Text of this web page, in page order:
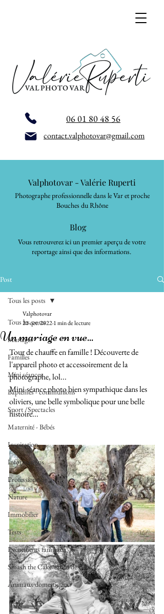
06 01 80 48 56
contact.valphotovar@gmail.com
Valphotovar - Valérie Ruperti
Photographe professionnelle dans le Var et proche
Bouches du Rhône
Blog
Vous retrouverez ici un premier aperçu de votre
reportage ainsi que des informations.
Post
Tous les posts
Mariages
Familles
Mini séances
Baptêmes - communions
Sport /Spectacles
Maternité - Bébés
Inspiration
Informations
Professionnels
Nature
Immobilier
Tests
Evénements familiaux
Smash the Cake - Bain de Bébé
Animaux domestiques
Tous les posts
Un mariage en vue...
Valphotovar
21 oct. 20221 min de lecture
Tour de chauffe en famille ! Découverte de
l'appareil photo et accessoirement de la
photographe, lol...
Mini-séance photo bien sympathique dans les
oliviers, une belle symbolique pour une belle
histoire...